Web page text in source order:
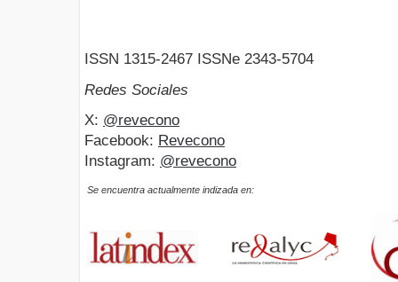
ISSN 1315-2467 ISSNe 2343-5704
Redes Sociales
X: @revecono
Facebook: Revecono
Instagram: @revecono
Se encuentra actualmente indizada en: